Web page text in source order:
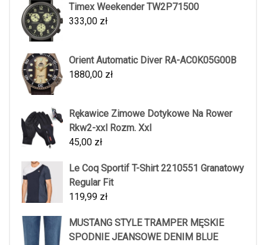
Timex Weekender TW2P71500
333,00 zł
Orient Automatic Diver RA-AC0K05G00B
1880,00 zł
Rękawice Zimowe Dotykowe Na Rower
Rkw2-xxl Rozm. Xxl
45,00 zł
Le Coq Sportif T-Shirt 2210551 Granatowy
Regular Fit
119,99 zł
MUSTANG STYLE TRAMPER MĘSKIE
SPODNIE JEANSOWE DENIM BLUE